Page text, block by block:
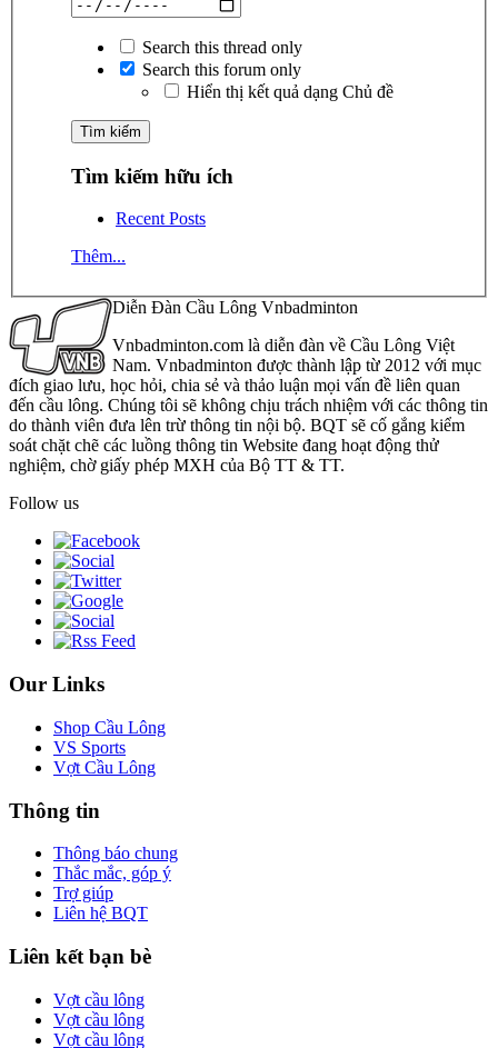
Search this thread only
Search this forum only
Hiển thị kết quả dạng Chủ đề
Tìm kiếm hữu ích
Recent Posts
Thêm...
Diễn Đàn Cầu Lông Vnbadminton
Vnbadminton.com là diễn đàn về Cầu Lông Việt
Nam. Vnbadminton được thành lập từ 2012 với mục
đích giao lưu, học hỏi, chia sẻ và thảo luận mọi vấn đề liên quan
đến cầu lông. Chúng tôi sẽ không chịu trách nhiệm với các thông tin
do thành viên đưa lên trừ thông tin nội bộ. BQT sẽ cố gắng kiểm
soát chặt chẽ các luồng thông tin Website đang hoạt động thử
nghiệm, chờ giấy phép MXH của Bộ TT & TT.
Follow us
Our Links
Shop Cầu Lông
VS Sports
Vợt Cầu Lông
Thông tin
Thông báo chung
Thắc mắc, góp ý
Trợ giúp
Liên hệ BQT
Liên kết bạn bè
Vợt cầu lông
Vợt cầu lông
Vợt cầu lông